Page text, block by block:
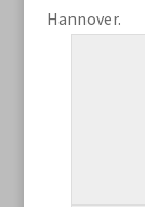
Hannover.